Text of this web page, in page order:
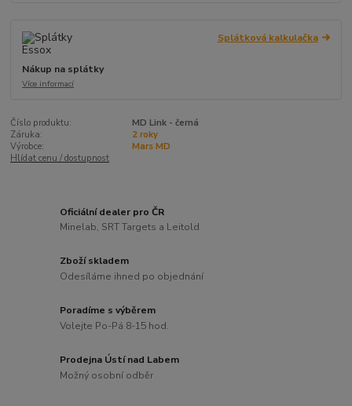
Splátková kalkulačka
Nákup na splátky
Více informací
Číslo produktu:
MD Link - černá
Záruka:
2 roky
Výrobce:
Mars MD
Hlídat cenu / dostupnost
Oficiální dealer pro ČR
Minelab, SRT Targets a Leitold
Zboží skladem
Odesíláme ihned po objednání
Poradíme s výběrem
Volejte Po-Pá 8-15 hod.
Prodejna Ústí nad Labem
Možný osobní odběr